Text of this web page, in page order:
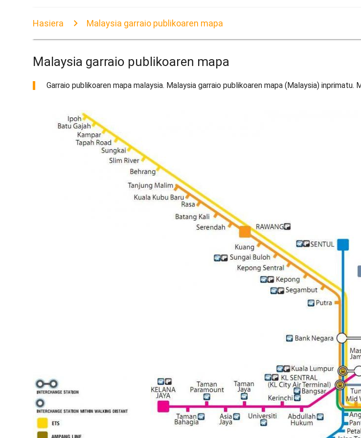
Hasiera Malaysia garraio publikoaren mapa
Malaysia garraio publikoaren mapa
Garraio publikoaren mapa malaysia. Malaysia garraio publikoaren mapa (Malaysia)